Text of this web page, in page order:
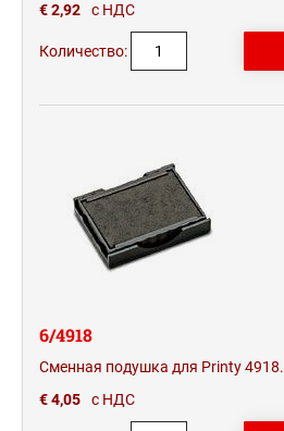
€ 2,92
с НДС
Количество:
6/4918
Сменная подушка для Printy 4918.
€ 4,05
с НДС